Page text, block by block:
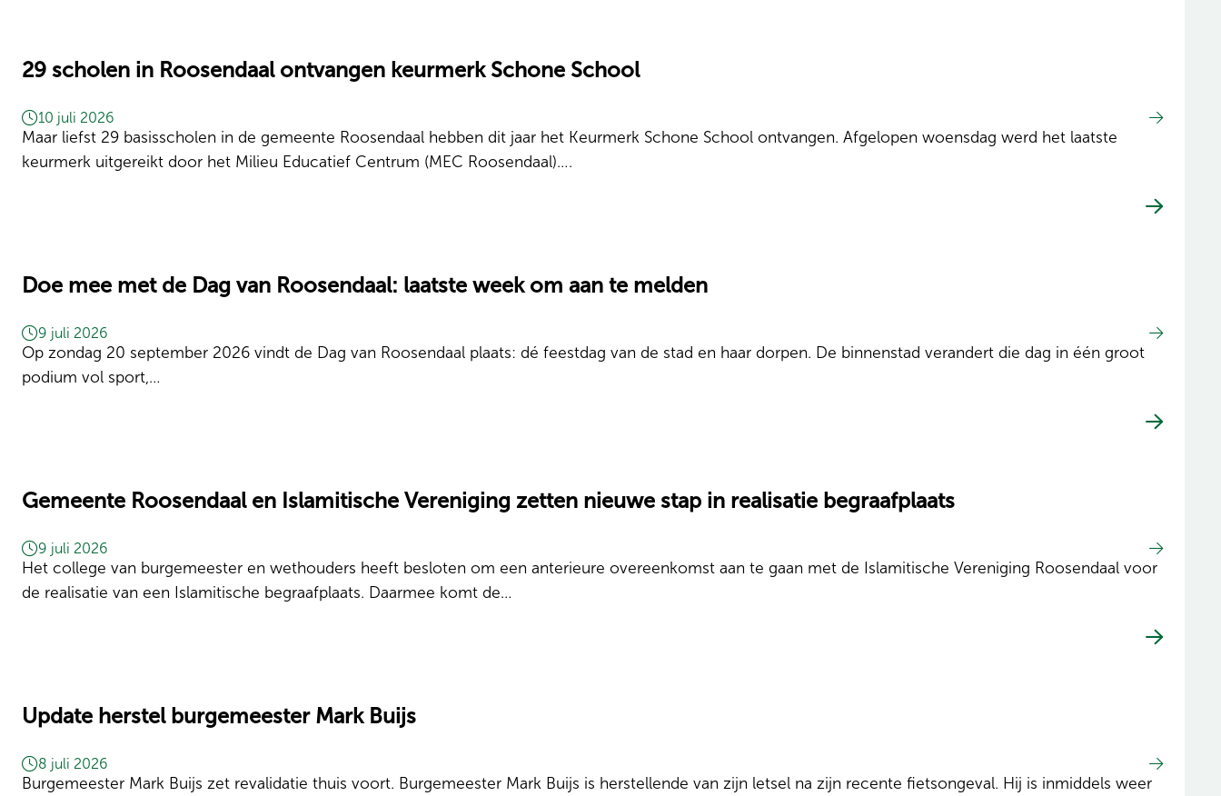
29 scholen in Roosendaal ontvangen keurmerk Schone School
10 juli 2026
Maar liefst 29 basisscholen in de gemeente Roosendaal hebben dit jaar het Keurmerk Schone School ontvangen. Afgelopen woensdag werd het laatste
keurmerk uitgereikt door het Milieu Educatief Centrum (MEC Roosendaal)….
Doe mee met de Dag van Roosendaal: laatste week om aan te melden
9 juli 2026
Op zondag 20 september 2026 vindt de Dag van Roosendaal plaats: dé feestdag van de stad en haar dorpen. De binnenstad verandert die dag in één groot
podium vol sport,…
Gemeente Roosendaal en Islamitische Vereniging zetten nieuwe stap in realisatie begraafplaats
9 juli 2026
Het college van burgemeester en wethouders heeft besloten om een anterieure overeenkomst aan te gaan met de Islamitische Vereniging Roosendaal voor
de realisatie van een Islamitische begraafplaats. Daarmee komt de…
Update herstel burgemeester Mark Buijs
8 juli 2026
Burgemeester Mark Buijs zet revalidatie thuis voort. Burgemeester Mark Buijs is herstellende van zijn letsel na zijn recente fietsongeval. Hij is inmiddels weer